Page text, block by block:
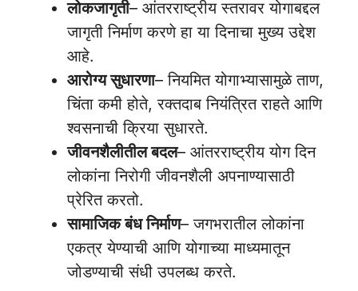
लोकजागृती– आंतरराष्ट्रीय स्तरावर योगाबद्दल
जागृती निर्माण करणे हा या दिनाचा मुख्य उद्देश
आहे.
आरोग्य सुधारणा– नियमित योगाभ्यासामुळे ताण,
चिंता कमी होते, रक्तदाब नियंत्रित राहते आणि
श्वसनाची क्रिया सुधारते.
जीवनशैलीतील बदल– आंतरराष्ट्रीय योग दिन
लोकांना निरोगी जीवनशैली अपनाण्यासाठी
प्रेरित करतो.
सामाजिक बंध निर्माण– जगभरातील लोकांना
एकत्र येण्याची आणि योगाच्या माध्यमातून
जोडण्याची संधी उपलब्ध करते.